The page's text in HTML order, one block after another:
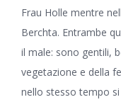
Frau Holle mentre
Berchta. Entrambe
il male: sono gentili,
vegetazione e della
nello stesso tempo